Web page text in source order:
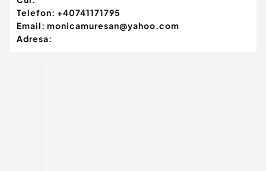
Telefon: +40741171795
Email: monicamuresan@yahoo.com
Adresa: